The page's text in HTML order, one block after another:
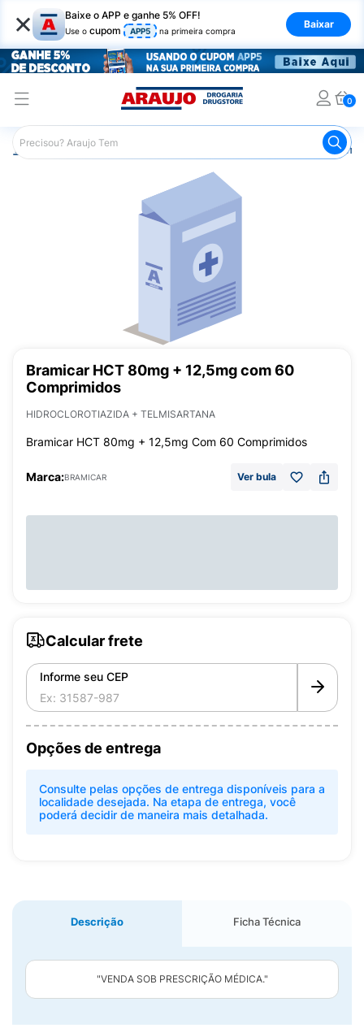
× Baixe o APP e ganhe 5% OFF!
Use o cupom APP5 na primeira compra
Baixar
0
Araujo Medicamentos
Bramicar HCT 80mg + 12,5mg com 60
Comprimidos
HIDROCLOROTIAZIDA + TELMISARTANA
Bramicar HCT 80mg + 12,5mg Com 60 Comprimidos
Marca:BRAMICAR Ver bula
Calcular frete
Informe seu CEP
Opções de entrega
Consulte pelas opções de entrega disponíveis para a
localidade desejada. Na etapa de entrega, você
poderá decidir de maneira mais detalhada.
Descrição Ficha Técnica
"VENDA SOB PRESCRIÇÃO MÉDICA."